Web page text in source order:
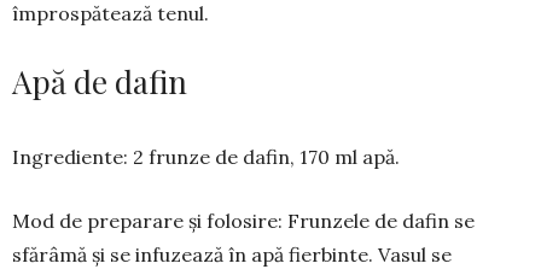
îm­pros­­pătează te­nul.
Apă de dafin
Ingrediente: 2 frunze de dafin, 170 ml apă.
Mod de prepara­re și folosire: Frun­­zele de da­fin se
sfărâmă și se infu­zează în apă fierbinte. Vasul se